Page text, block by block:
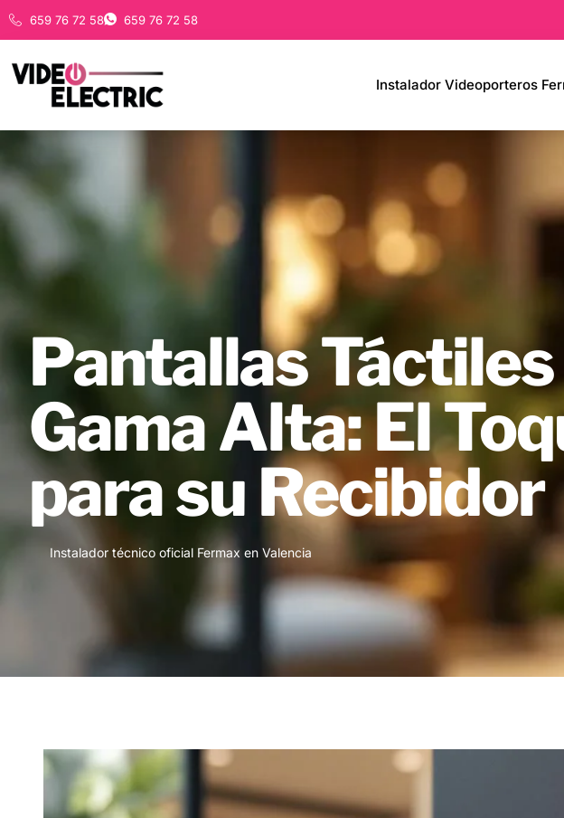
659 76 72 58 659 76 72 58
Instalador Videoporteros
Pantallas
Gama Alta: El
para su Recibidor
Instalador técnico oficial Fermax en Valencia